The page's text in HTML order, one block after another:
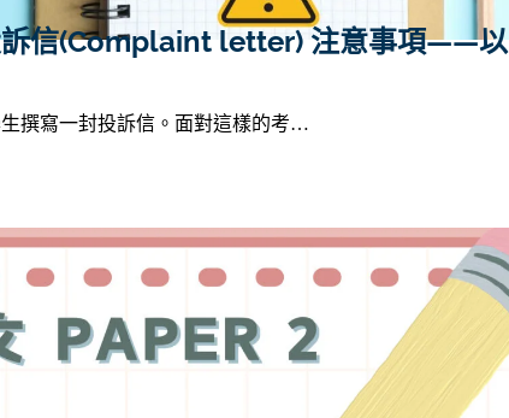
訴信(Complaint letter) 注意事項——以
生撰寫一封投訴信。面對這樣的考…